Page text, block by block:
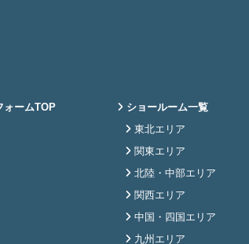
ームTOP
ショールーム一覧
東北エリア
関東エリア
北陸・中部エリア
関西エリア
中国・四国エリア
九州エリア